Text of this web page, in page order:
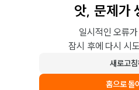
앗, 문제가
일시적인 오류
잠시 후에 다시 시
새로고
홈으로 돌